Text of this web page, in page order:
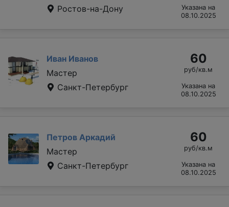
Ростов-на-Дону
Указана на
08.10.2025
Иван Иванов
Мастер
Санкт-Петербург
60
руб/кв.м
Указана на
08.10.2025
Петров Аркадий
Мастер
Санкт-Петербург
60
руб/кв.м
Указана на
08.10.2025